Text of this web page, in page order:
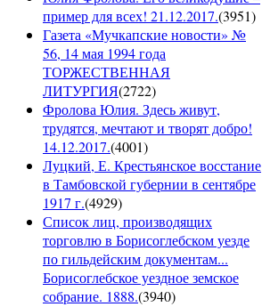
пример для всех! 21.12.2017.(3951)
Газета «Мучкапские новости» №
56, 14 мая 1994 года
ТОРЖЕСТВЕННАЯ
ЛИТУРГИЯ(2722)
Фролова Юлия. Здесь живут,
трудятся, мечтают и творят добро!
14.12.2017.(4001)
Луцкий, Е. Крестьянское восстание
в Тамбовской губернии в сентябре
1917 г.(4929)
Список лиц, производящих
торговлю в Борисоглебском уезде
по гильдейским документам...
Борисоглебское уездное земское
собрание. 1888.(3940)